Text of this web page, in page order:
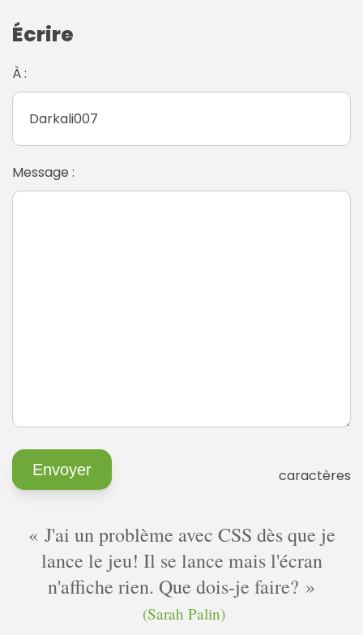
Écrire
À :
Message :
caractères
J'ai un problème avec CSS dès que je
lance le jeu! Il se lance mais l'écran
n'affiche rien. Que dois-je faire?
(Sarah Palin)